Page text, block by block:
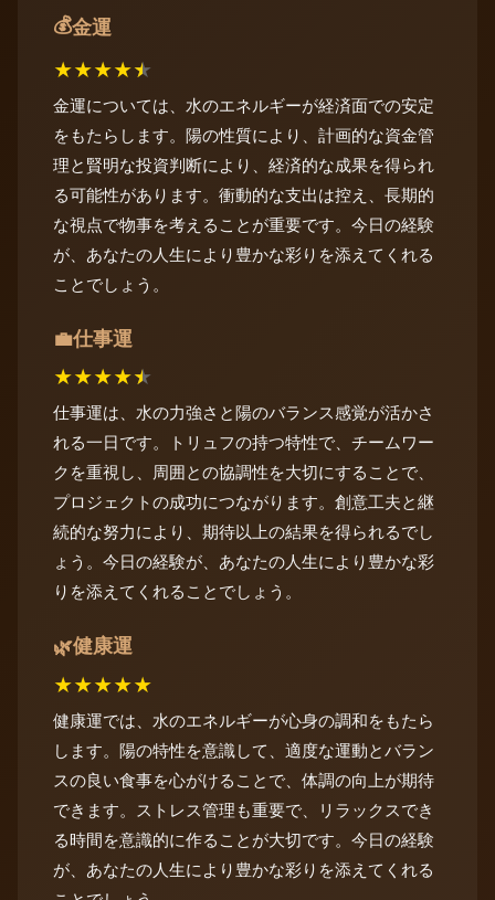
💰金運
★★★★★
金運については、水のエネルギーが経済面での安定
をもたらします。陽の性質により、計画的な資金管
理と賢明な投資判断により、経済的な成果を得られ
る可能性があります。衝動的な支出は控え、長期的
な視点で物事を考えることが重要です。今日の経験
が、あなたの人生により豊かな彩りを添えてくれる
ことでしょう。
💼仕事運
★★★★★
仕事運は、水の力強さと陽のバランス感覚が活かさ
れる一日です。トリュフの持つ特性で、チームワー
クを重視し、周囲との協調性を大切にすることで、
プロジェクトの成功につながります。創意工夫と継
続的な努力により、期待以上の結果を得られるでし
ょう。今日の経験が、あなたの人生により豊かな彩
りを添えてくれることでしょう。
🌿健康運
★★★★★
健康運では、水のエネルギーが心身の調和をもたら
します。陽の特性を意識して、適度な運動とバラン
スの良い食事を心がけることで、体調の向上が期待
できます。ストレス管理も重要で、リラックスでき
る時間を意識的に作ることが大切です。今日の経験
が、あなたの人生により豊かな彩りを添えてくれる